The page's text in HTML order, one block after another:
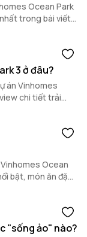
Ocean Park
trong bài viết
3 ở đâu?
án Vinhomes
chi tiết trải
Ocean
bật, món ăn đặc
"sống ảo" nào?